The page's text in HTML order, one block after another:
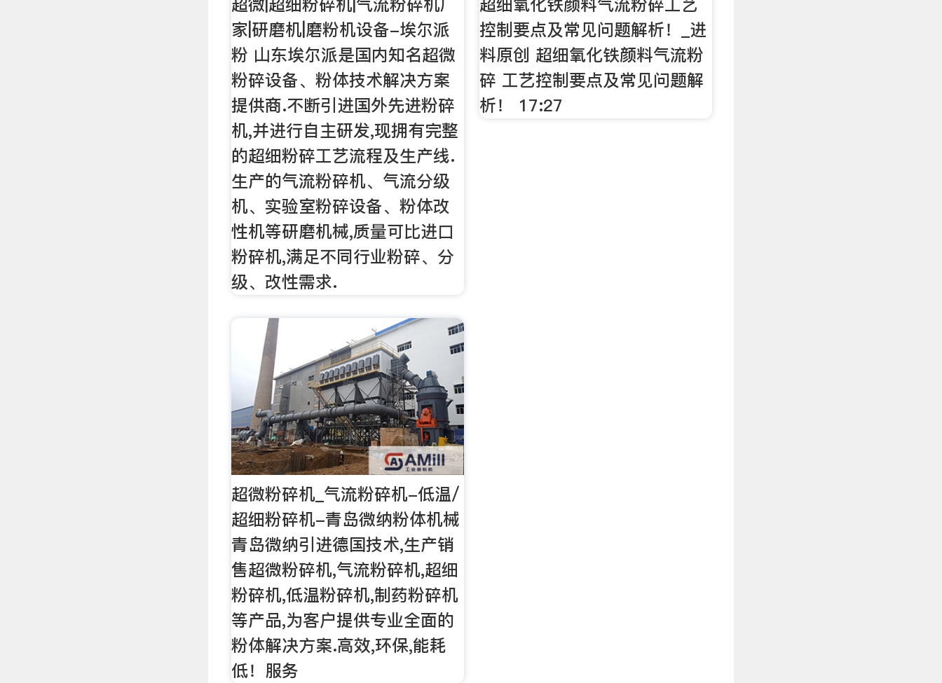
家|研磨机|磨粉机设备-埃尔派
粉 山东埃尔派是国内知名超微
粉碎设备、粉体技术解决方案
提供商.不断引进国外先进粉碎
机,并进行自主研发,现拥有完整
的超细粉碎工艺流程及生产线.
生产的气流粉碎机、气流分级
机、实验室粉碎设备、粉体改
性机等研磨机械,质量可比进口
粉碎机,满足不同行业粉碎、分
级、改性需求.
控制要点及常见问题解析！_进
料原创 超细氧化铁颜料气流粉
碎 工艺控制要点及常见问题解
析！ 17:27
超微粉碎机_气流粉碎机-低温/
超细粉碎机-青岛微纳粉体机械
青岛微纳引进德国技术,生产销
售超微粉碎机,气流粉碎机,超细
粉碎机,低温粉碎机,制药粉碎机
等产品,为客户提供专业全面的
粉体解决方案.高效,环保,能耗
低！服务